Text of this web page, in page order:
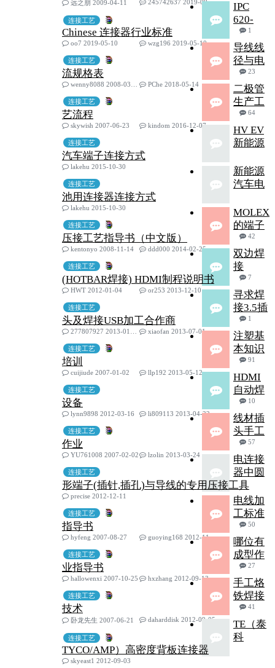
远之朋 2009-04-11
245742637 2019-09-30
连接工艺
IPC
620-
Chinese 连接器行业标准
1
oo7 2019-05-10
wzg196 2019-05-10
连接工艺
导线线
径与电
流规格表
23
wenny8088 2008-03-03
PChe 2018-05-14
连接工艺
二极管
生产工
艺流程
64
skywish 2007-06-23
kindom 2016-12-07
连接工艺
HV EV
新能源
汽车端子连接方式
lakehu 2015-10-30
连接工艺
新能源
汽车电
池用连接器连接方式
lakehu 2015-10-30
连接工艺
MOLEX
的端子
压接工艺指导书（中文版）
42
kentonyo 2008-11-14
ddd000 2014-02-25
连接工艺
双边焊
接
(HOTBAR焊接) HDMI制程说明书
7
HWT 2012-01-04
or253 2013-12-10
连接工艺
寻求焊
接3.5插
头及焊接USB加工合作商
1
277807927 2013-01-22
xiaofan 2013-07-01
连接工艺
注塑基
本知识
培训
91
cuijiude 2007-01-02
llp192 2013-05-12
连接工艺
HDMI
自动焊
设备
10
lynn9898 2012-03-16
li809113 2013-04-22
连接工艺
线材插
头手工
作业
57
YU761008 2007-02-02
lzolin 2013-03-24
连接工艺
电连接
器中圆
形端子(插针,插孔)与导线的专用压接工具
precise 2012-12-11
连接工艺
电线加
工标准
指导书
50
hyfeng 2007-08-27
guoying168 2012-11-05
连接工艺
哪位有
成型作
业指导书
27
hallowenxi 2007-10-25
hxzhang 2012-09-13
连接工艺
手工烙
铁焊接
技术
41
卧龙先生 2007-06-21
daharddisk 2012-09-05
连接工艺
TE（泰
科
TYCO/AMP）高密度背板连接器
skyeast1 2012-09-03